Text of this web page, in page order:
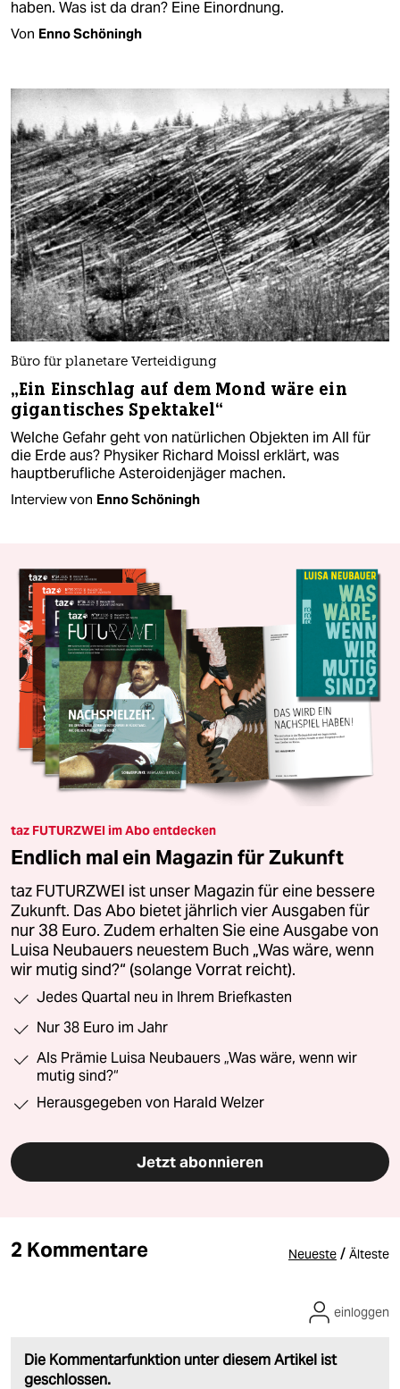
haben. Was ist da dran? Eine Einordnung.
Von Enno Schöningh
Büro für planetare Verteidigung
„Ein Einschlag auf dem Mond wäre ein
gigantisches Spektakel“
Welche Gefahr geht von natürlichen Objekten im All für
die Erde aus? Physiker Richard Moissl erklärt, was
hauptberufliche As­te­ro­iden­jä­ge­r machen.
Interview von Enno Schöningh
taz FUTURZWEI im Abo entdecken
Endlich mal ein Magazin für Zukunft
taz FUTURZWEI ist unser Magazin für eine bessere
Zukunft. Das Abo bietet jährlich vier Ausgaben für
nur 38 Euro. Zudem erhalten Sie eine Ausgabe von
Luisa Neubauers neuestem Buch „Was wäre, wenn
wir mutig sind?“ (solange Vorrat reicht).
Jedes Quartal neu in Ihrem Briefkasten
Nur 38 Euro im Jahr
Als Prämie Luisa Neubauers „Was wäre, wenn wir
mutig sind?“
Herausgegeben von Harald Welzer
Jetzt abonnieren
2 Kommentare Neueste / Älteste
Die Kommentarfunktion unter diesem Artikel ist
geschlossen.
einloggen